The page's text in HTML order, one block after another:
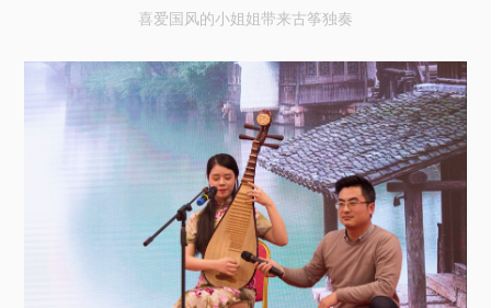
喜爱国风的小姐姐带来古筝独奏